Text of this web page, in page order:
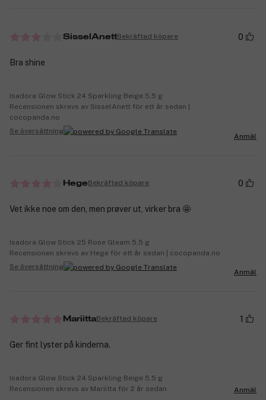
SisselAnettBekräftad köpare 0
Bra shine
Isadora Glow Stick 24 Sparkling Beige 5,5 g
Recensionen skrevs av SisselAnett för ett år sedan |
cocopanda.no
Se översättning
Anmäl
HegeBekräftad köpare 0
Vet ikke noe om den, men prøver ut, virker bra 🤩
Isadora Glow Stick 25 Rose Gleam 5,5 g
Recensionen skrevs av Hege för ett år sedan | cocopanda.no
Se översättning
Anmäl
MariittaBekräftad köpare 1
Ger fint lyster på kinderna.
Isadora Glow Stick 24 Sparkling Beige 5,5 g
Recensionen skrevs av Mariitta för 2 år sedan
Anmäl